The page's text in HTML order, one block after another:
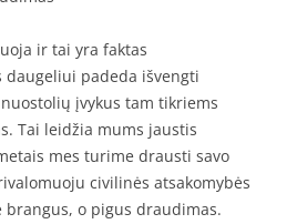
ir tai yra faktas
padeda išvengti
įvykus tam tikriems
Tai leidžia mums jaustis
mes turime drausti savo
civilinės atsakomybės
o pigus draudimas.